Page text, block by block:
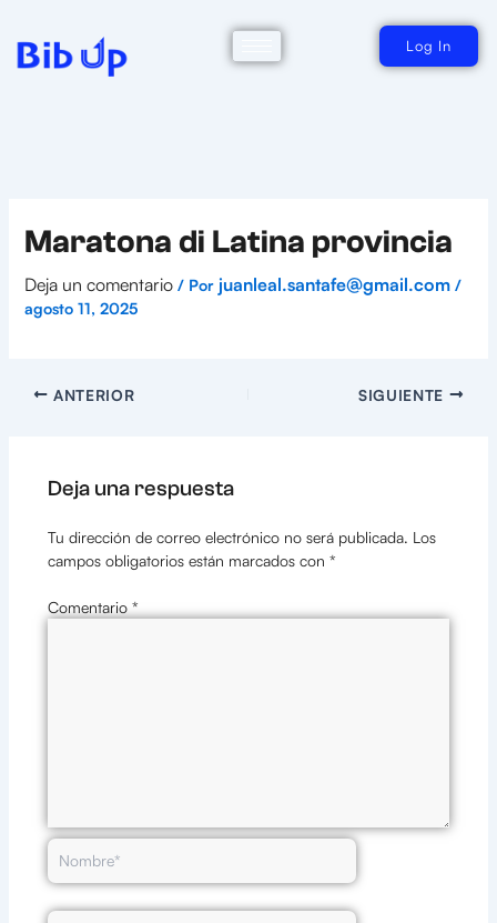
contenido
Log In
Maratona di Latina provincia
Deja un comentario / Por juanleal.santafe@gmail.com /
agosto 11, 2025
ANTERIOR SIGUIENTE
Deja una respuesta
Tu dirección de correo electrónico no será publicada. Los
campos obligatorios están marcados con *
Comentario *
Nombre*